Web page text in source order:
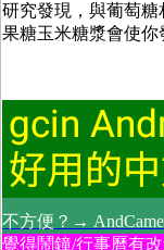
研究發現，與葡萄
果糖玉米糖漿會使你
不方便？→
覺得鬧鐘/行事曆有